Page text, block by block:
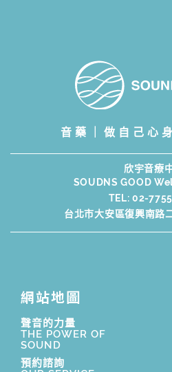
音藥｜做自己心
欣宇音療
SOUDNS GOOD
TEL:02-
台北市大安區復興南路
網站地圖
聲音的力量
THE POWER OF
SOUND
預約諮詢